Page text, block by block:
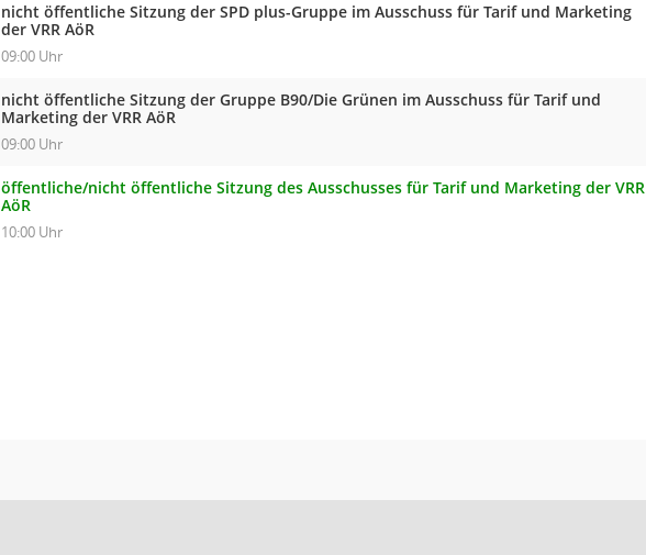
nicht öffentliche Sitzung der SPD plus-Gruppe im Ausschuss für Tarif und Marketing
der VRR AöR
09:00 Uhr
nicht öffentliche Sitzung der Gruppe B90/Die Grünen im Ausschuss für Tarif und
Marketing der VRR AöR
09:00 Uhr
öffentliche/nicht öffentliche Sitzung des Ausschusses für Tarif und Marketing der VRR
AöR
10:00 Uhr